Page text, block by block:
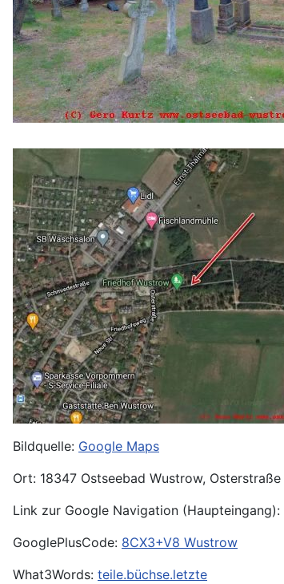
Bildquelle: Google Maps
Ort: 18347 Ostseebad Wustrow, Osterstraße
Link zur Google Navigation (Haupteingang):
GooglePlusCode: 8CX3+V8 Wustrow
What3Words: teile.büchse.letzte